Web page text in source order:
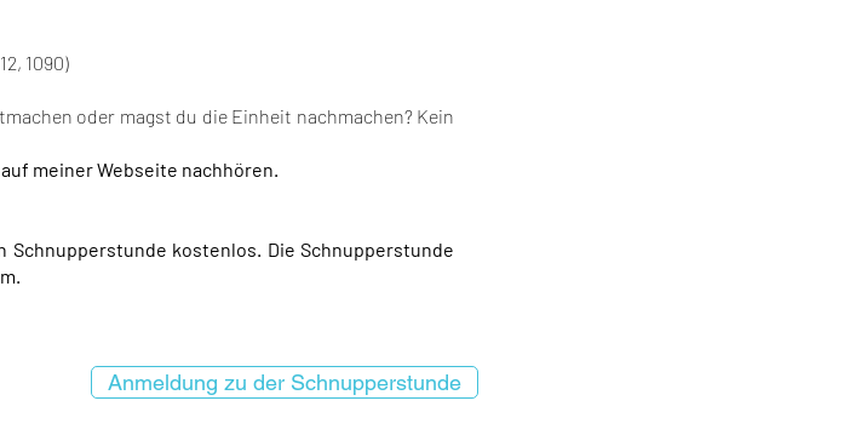
1090)
oder magst du die Einheit nachmachen? Kein
meiner Webseite nachhören.
Schnupperstunde kostenlos. Die Schnupperstunde
Anmeldung zu der Schnupperstunde